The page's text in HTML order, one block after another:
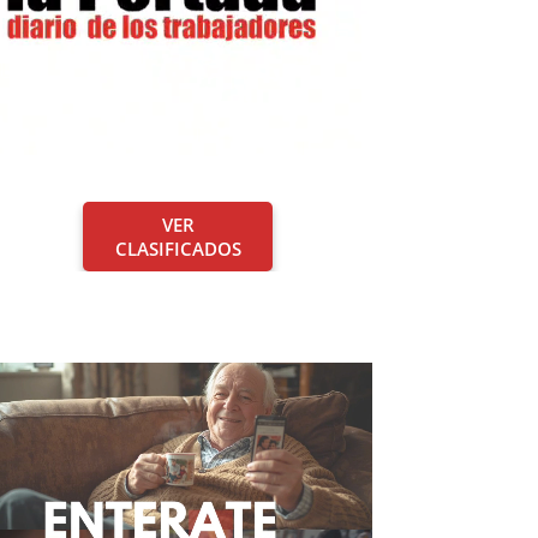
VER
CLASIFICADOS